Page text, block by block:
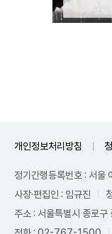
개인정보처리방침
정기간행등록번호 : 서
사장·편집인 : 임규진
주소 : 서울특별시 종로